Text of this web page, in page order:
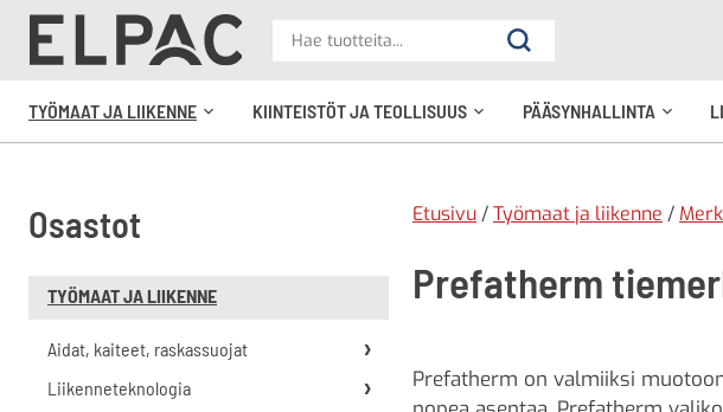
Hae
Hae
TYÖMAAT JA LIIKENNE
KIINTEISTÖT JA TEOLLISUUS
PÄÄSYNHALLINTA
Osastot
TYÖMAAT JA LIIKENNE
Aidat, kaiteet, raskassuojat
Liikenneteknologia
Etusivu /Työmaat ja liikenne /
Prefatherm
Prefatherm on valmiiksi